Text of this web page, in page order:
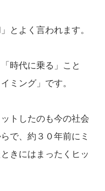
とよく言われます。
時代に乗る」こと
ミング」です。
トしたのも今の社会
で、約３０年前にミ
きにはまったくヒッ